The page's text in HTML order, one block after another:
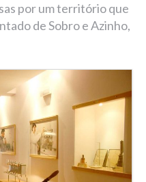
por um território que
de Sobro e Azinho,